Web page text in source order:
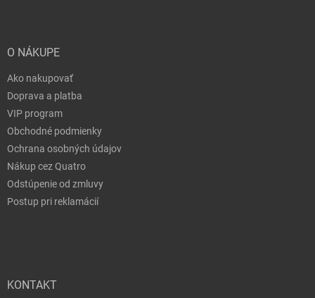
O NÁKUPE
Ako nakupovať
Doprava a platba
VIP program
Obchodné podmienky
Ochrana osobných údajov
Nákup cez Quatro
Odstúpenie od zmluvy
Postup pri reklamácií
KONTAKT